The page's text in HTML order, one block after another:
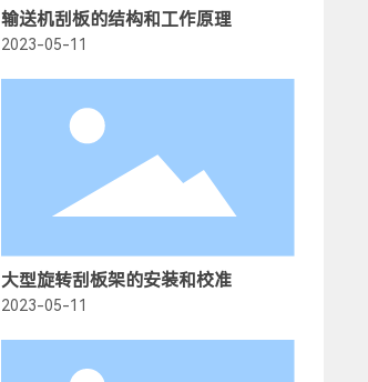
输送机刮板的结构和工作原理
2023-05-11
大型旋转刮板架的安装和校准
2023-05-11